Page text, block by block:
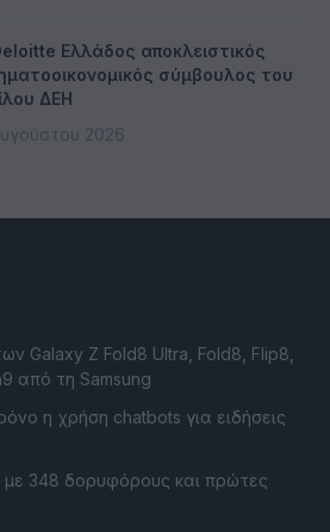
Ελλάδος αποκλειστικός
σύμβουλος του
ΔΕΗ
2026
Galaxy Z Fold8 Ultra, Fold8, Flip8,
από τη Samsung
η χρήση chatbots για ειδήσεις
με 348 δορυφόρους και πρώτες